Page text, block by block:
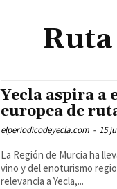
Yecla aspira a
europea de
elperiodicodeyecla.com - 15
La Región de Murcia ha
vino y del enoturismo
relevancia a Yecla,...